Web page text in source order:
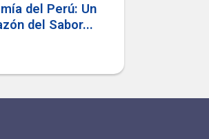
del Perú: Un
del Sabor...